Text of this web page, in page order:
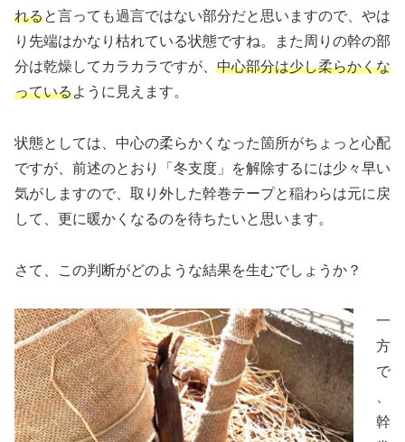
れると言っても過言ではない部分だと思いますので、やは
り先端はかなり枯れている状態ですね。また周りの幹の部
分は乾燥してカラカラですが、 中心部分は少し柔らかくな
っているように見えます。
状態としては、中心の柔らかくなった箇所がちょっと心配
ですが、前述のとおり「冬支度」を解除するには少々早い
気がしますので、取り外した幹巻テープと稲わらは元に戻
して、更に暖かくなるのを待ちたいと思います。
さて、この判断がどのような結果を生むでしょうか？
一
方
で
、
幹